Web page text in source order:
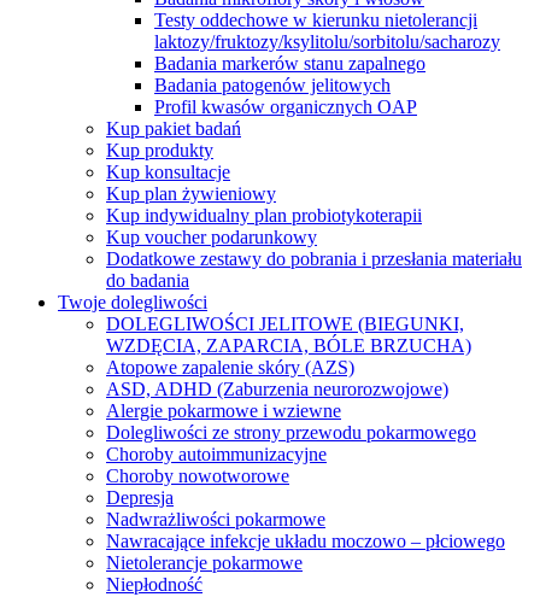
Testy oddechowe w kierunku nietolerancji
laktozy/fruktozy/ksylitolu/sorbitolu/sacharozy
Badania markerów stanu zapalnego
Badania patogenów jelitowych
Profil kwasów organicznych OAP
Kup pakiet badań
Kup produkty
Kup konsultacje
Kup plan żywieniowy
Kup indywidualny plan probiotykoterapii
Kup voucher podarunkowy
Dodatkowe zestawy do pobrania i przesłania materiału
do badania
Twoje dolegliwości
DOLEGLIWOŚCI JELITOWE (BIEGUNKI,
WZDĘCIA, ZAPARCIA, BÓLE BRZUCHA)
Atopowe zapalenie skóry (AZS)
ASD, ADHD (Zaburzenia neurorozwojowe)
Alergie pokarmowe i wziewne
Dolegliwości ze strony przewodu pokarmowego
Choroby autoimmunizacyjne
Choroby nowotworowe
Depresja
Nadwrażliwości pokarmowe
Nawracające infekcje układu moczowo – płciowego
Nietolerancje pokarmowe
Niepłodność